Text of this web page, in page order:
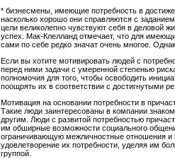
* бизнесмены, имеющие потребность в
насколько хорошо они справляются с
цели великолепно чувствуют себя в деловой
успех. Мак-Клелланд отмечает, что для
сами по себе редко значат очень многое.
Если вы хотите мотивировать людей с
перед ними задачи с умеренной степенью
полномочия для того, чтобы освободить
поощрять их в соответствии с достигнутыми
Мотивация на основании потребности в
Такие люди заинтересованы в компании
другим. Люди с развитой потребностью
им обширные возможности социального
ограничивающую межличностные отношения и
удовлетворение их потребности, уделяя им
группой.